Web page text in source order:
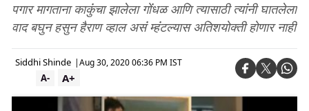
पगार मागताना काकुंंचा झालेला गोंंधळ आणि त्यासाठी त्यांंनी घातलेला
वाद बघुन हसुन हैराण व्हाल असंं म्हंंटल्यास अतिशयोक्ती होणार नाही
Siddhi Shinde |Aug 30, 2020 06:36 PM IST
A+
A-